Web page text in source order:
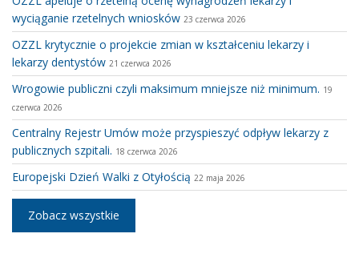
wyciąganie rzetelnych wniosków 23 czerwca 2026
OZZL krytycznie o projekcie zmian w kształceniu lekarzy i
lekarzy dentystów 21 czerwca 2026
Wrogowie publiczni czyli maksimum mniejsze niż minimum. 19
czerwca 2026
Centralny Rejestr Umów może przyspieszyć odpływ lekarzy z
publicznych szpitali. 18 czerwca 2026
Europejski Dzień Walki z Otyłością 22 maja 2026
Zobacz wszystkie